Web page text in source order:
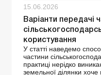
15.06.2026
Варіанти передачі
користування
У статті наведемо
частини
практиці нерідко
земельної ділянки